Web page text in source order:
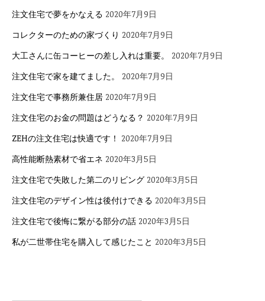
注文住宅で夢をかなえる 2020年7月9日
コレクターのための家づくり 2020年7月9日
大工さんに缶コーヒーの差し入れは重要。
2020年7月9日
注文住宅で家を建てました。
2020年7月9日
注文住宅で事務所兼住居 2020年7月9日
注文住宅のお金の問題はどうなる？ 2020年7月9日
ZEHの注文住宅は快適です！ 2020年7月9日
高性能断熱素材で省エネ 2020年3月5日
注文住宅で失敗した第二のリビング 2020年3月5日
注文住宅のデザイン性は後付けできる 2020年3月5日
注文住宅で後悔に繋がる部分の話 2020年3月5日
私が二世帯住宅を購入して感じたこと 2020年3月5日